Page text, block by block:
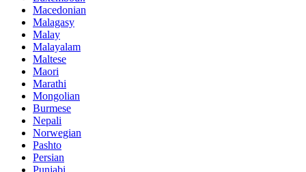
Macedonian
Malagasy
Malay
Malayalam
Maltese
Maori
Marathi
Mongolian
Burmese
Nepali
Norwegian
Pashto
Persian
Punjabi